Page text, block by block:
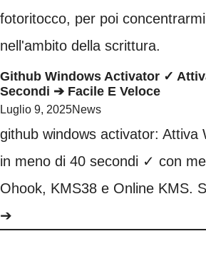
fotoritocco, per poi
nell'ambito della scrittura.
Github Windows Activator ✓
Secondi ➔ Facile E Veloce
Luglio 9, 2025News
github windows activator: Attiva
in meno di 40 secondi ✓ con
Ohook, KMS38 e Online KMS.
➔